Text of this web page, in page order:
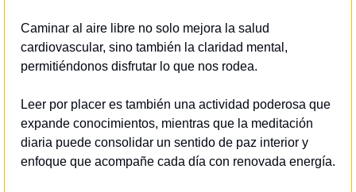
Caminar al aire libre no solo mejora la salud
cardiovascular, sino también la claridad mental,
permitiéndonos disfrutar lo que nos rodea.
Leer por placer es también una actividad poderosa que
expande conocimientos, mientras que la meditación
diaria puede consolidar un sentido de paz interior y
enfoque que acompañe cada día con renovada energía.